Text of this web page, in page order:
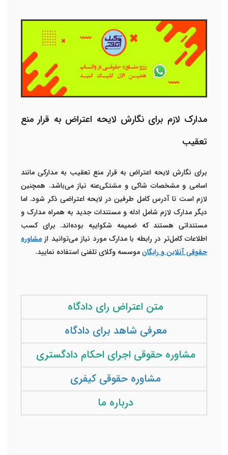
مدارک لازم برای نگارش لایحه اعتراض به قرار منع
تعقیب
برای نگارش لایحه اعتراض به قرار منع تعقیب به مدارکی مانند
اسامی و مشخصات شاکی و مشتکی‌عنه نیاز می‌باشد. همچنین
لازم است تا آدرس کامل طرفین در لایحه اعتراضی ذکر شود. اما
دیگر مدارک لازم شامل ادله و مستندات جدید به همراه مدارک و
مستنداتی هستند که ضمیمه شکواییه بوده‌اند. برای کسب
اطلاعات کامل‌تر در رابطه با مدارک مورد نیاز می‌توانید از مشاوره
حقوقی آنلاین و رایگانموسسه وکلای تلفنی استفاده نمایید.
متن اعتراض رای دادگاه
معرفی شاهد برای دادگاه
مشاوره حقوقی اجرای احکام دادگستری
مشاوره حقوقی کیفری
درباره ما